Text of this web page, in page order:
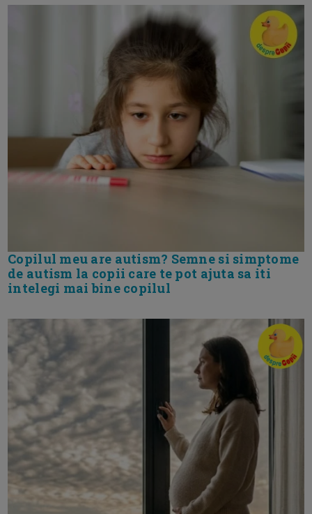
Copilul meu are autism? Semne si simptome
de autism la copii care te pot ajuta sa iti
intelegi mai bine copilul